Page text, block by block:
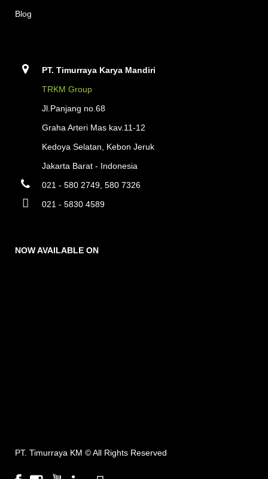
Blog
PT. Timurraya Karya Mandiri
TRKM Group
Jl.Panjang no.68
Graha Arteri Mas kav.11-12
Kedoya Selatan, Kebon Jeruk
Jakarta Barat - Indonesia
021 - 580 2749, 580 7326
021 - 5830 4589
NOW AVAILABLE ON
PT. Timurraya KM ©All Rights Reserved